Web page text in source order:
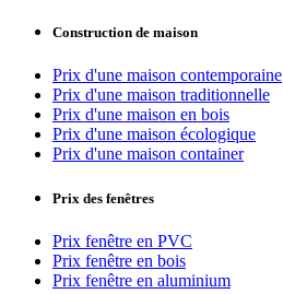
Construction de maison
Prix d'une maison contemporaine
Prix d'une maison traditionnelle
Prix d'une maison en bois
Prix d'une maison écologique
Prix d'une maison container
Prix des fenêtres
Prix fenêtre en PVC
Prix fenêtre en bois
Prix fenêtre en aluminium